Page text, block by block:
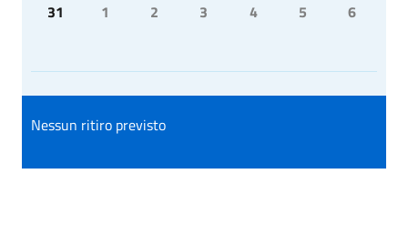
31 1 2 3 4 5 6
Nessun ritiro previsto